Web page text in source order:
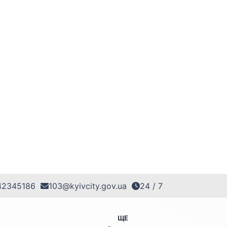
103@kyivcity.gov.ua 24 / 7
ЩЕ